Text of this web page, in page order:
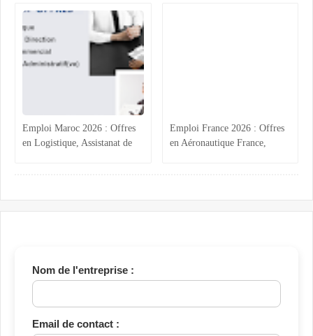
Emploi Maroc 2026 : Offres
en Logistique, Assistanat de
Emploi France 2026 : Offres
en Aéronautique France,
Nom de l'entreprise :
Email de contact :